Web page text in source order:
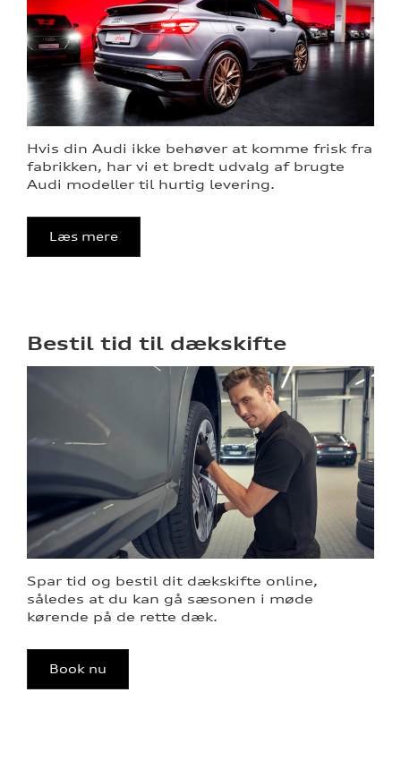
Hvis din Audi ikke behøver at komme frisk fra
fabrikken, har vi et bredt udvalg af brugte
Audi modeller til hurtig levering.
Læs mere
Bestil tid til dækskifte
Spar tid og bestil dit dækskifte online,
således at du kan gå sæsonen i møde
kørende på de rette dæk.
Book nu